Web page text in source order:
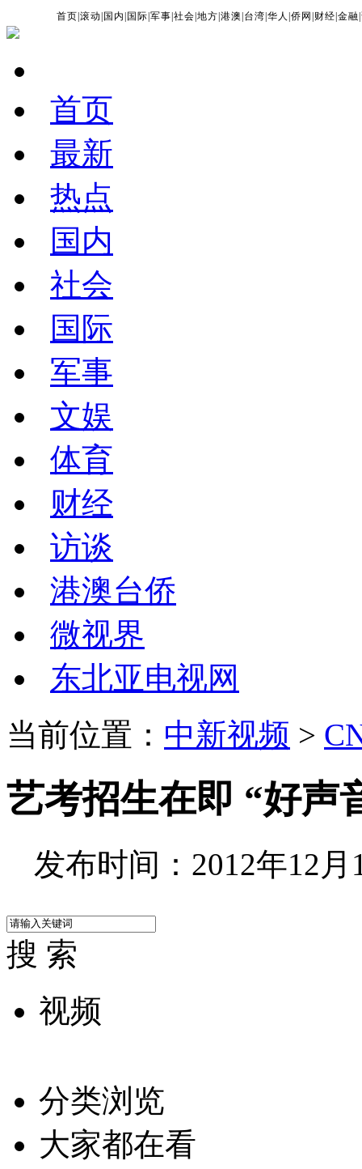
首页 |滚动 国内 国际 |军事 |社会 |地方 |港澳 台湾 |华人 |侨网 财经 |金融 |
首页
最新
热点
国内
社会
国际
军事
文娱
体育
财经
访谈
港澳台侨
微视界
东北亚电视网
当前位置： 中新视频 >
艺考招生在即 “好声
发布时间：2012年12月
搜 索
视频
分类浏览
大家都在看